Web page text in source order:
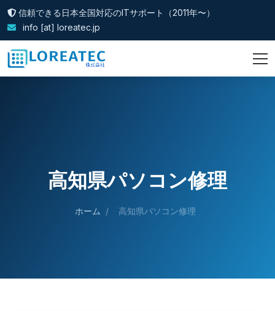
信頼できる日本全国対応のITサポート（2011年〜）
info [at] loreatec.jp
高知県パソコン修理
ホーム / 高知県パソコン修理